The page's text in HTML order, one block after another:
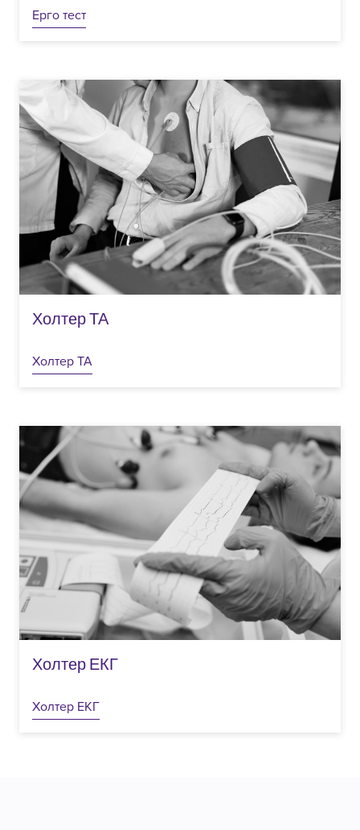
Ерго тест
Холтер ТА
Холтер ТА
Холтер ЕКГ
Холтер ЕКГ